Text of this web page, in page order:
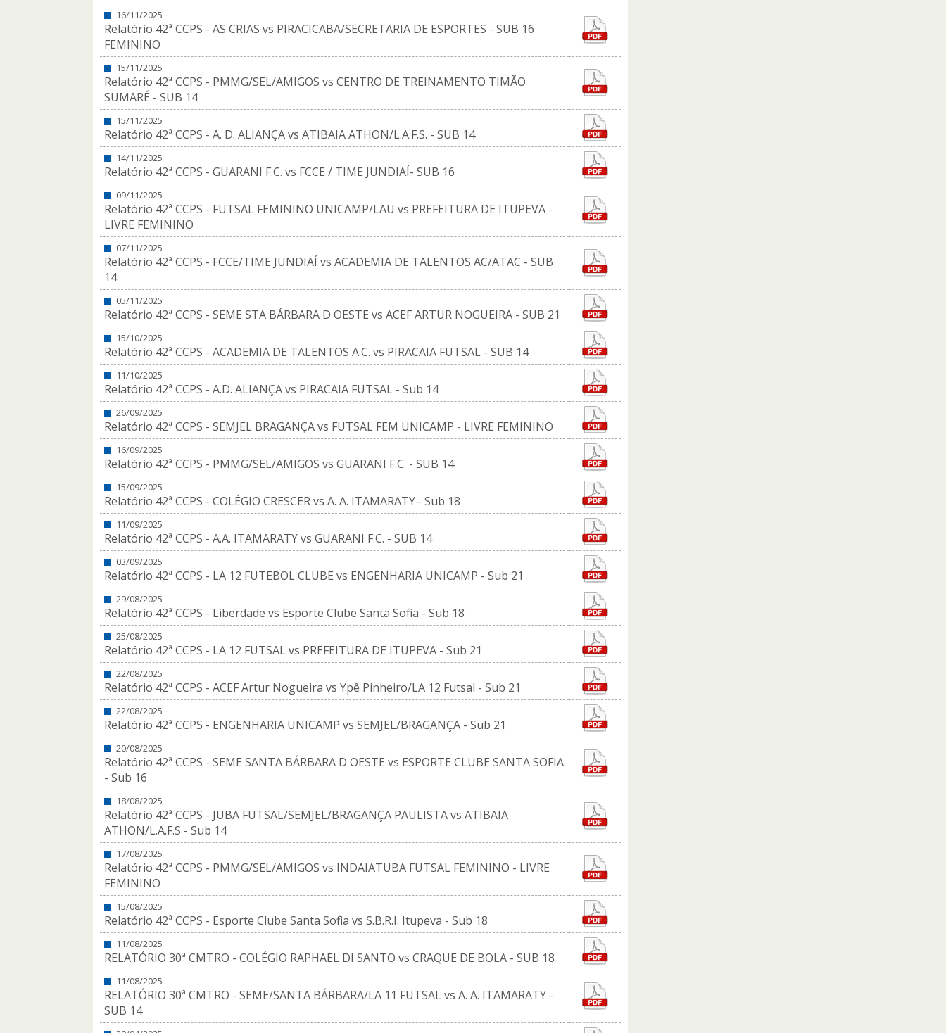
16/11/2025
Relatório 42ª CCPS - AS CRIAS vs PIRACICABA/SECRETARIA DE ESPORTES - SUB 16
FEMININO
15/11/2025
Relatório 42ª CCPS - PMMG/SEL/AMIGOS vs CENTRO DE TREINAMENTO TIMÃO
SUMARÉ - SUB 14
15/11/2025
Relatório 42ª CCPS - A. D. ALIANÇA vs ATIBAIA ATHON/L.A.F.S. - SUB 14
14/11/2025
Relatório 42ª CCPS - GUARANI F.C. vs FCCE / TIME JUNDIAÍ- SUB 16
09/11/2025
Relatório 42ª CCPS - FUTSAL FEMININO UNICAMP/LAU vs PREFEITURA DE ITUPEVA -
LIVRE FEMININO
07/11/2025
Relatório 42ª CCPS - FCCE/TIME JUNDIAÍ vs ACADEMIA DE TALENTOS AC/ATAC - SUB
14
05/11/2025
Relatório 42ª CCPS - SEME STA BÁRBARA D OESTE vs ACEF ARTUR NOGUEIRA - SUB 21
15/10/2025
Relatório 42ª CCPS - ACADEMIA DE TALENTOS A.C. vs PIRACAIA FUTSAL - SUB 14
11/10/2025
Relatório 42ª CCPS - A.D. ALIANÇA vs PIRACAIA FUTSAL - Sub 14
26/09/2025
Relatório 42ª CCPS - SEMJEL BRAGANÇA vs FUTSAL FEM UNICAMP - LIVRE FEMININO
16/09/2025
Relatório 42ª CCPS - PMMG/SEL/AMIGOS vs GUARANI F.C. - SUB 14
15/09/2025
Relatório 42ª CCPS - COLÉGIO CRESCER vs A. A. ITAMARATY– Sub 18
11/09/2025
Relatório 42ª CCPS - A.A. ITAMARATY vs GUARANI F.C. - SUB 14
03/09/2025
Relatório 42ª CCPS - LA 12 FUTEBOL CLUBE vs ENGENHARIA UNICAMP - Sub 21
29/08/2025
Relatório 42ª CCPS - Liberdade vs Esporte Clube Santa Sofia - Sub 18
25/08/2025
Relatório 42ª CCPS - LA 12 FUTSAL vs PREFEITURA DE ITUPEVA - Sub 21
22/08/2025
Relatório 42ª CCPS - ACEF Artur Nogueira vs Ypê Pinheiro/LA 12 Futsal - Sub 21
22/08/2025
Relatório 42ª CCPS - ENGENHARIA UNICAMP vs SEMJEL/BRAGANÇA - Sub 21
20/08/2025
Relatório 42ª CCPS - SEME SANTA BÁRBARA D OESTE vs ESPORTE CLUBE SANTA SOFIA
- Sub 16
18/08/2025
Relatório 42ª CCPS - JUBA FUTSAL/SEMJEL/BRAGANÇA PAULISTA vs ATIBAIA
ATHON/L.A.F.S - Sub 14
17/08/2025
Relatório 42ª CCPS - PMMG/SEL/AMIGOS vs INDAIATUBA FUTSAL FEMININO - LIVRE
FEMININO
15/08/2025
Relatório 42ª CCPS - Esporte Clube Santa Sofia vs S.B.R.I. Itupeva - Sub 18
11/08/2025
RELATÓRIO 30ª CMTRO - COLÉGIO RAPHAEL DI SANTO vs CRAQUE DE BOLA - SUB 18
11/08/2025
RELATÓRIO 30ª CMTRO - SEME/SANTA BÁRBARA/LA 11 FUTSAL vs A. A. ITAMARATY -
SUB 14